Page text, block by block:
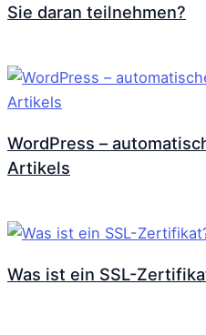
Sie daran teilnehmen?
WordPress –
Artikels
Was ist ein SSL-